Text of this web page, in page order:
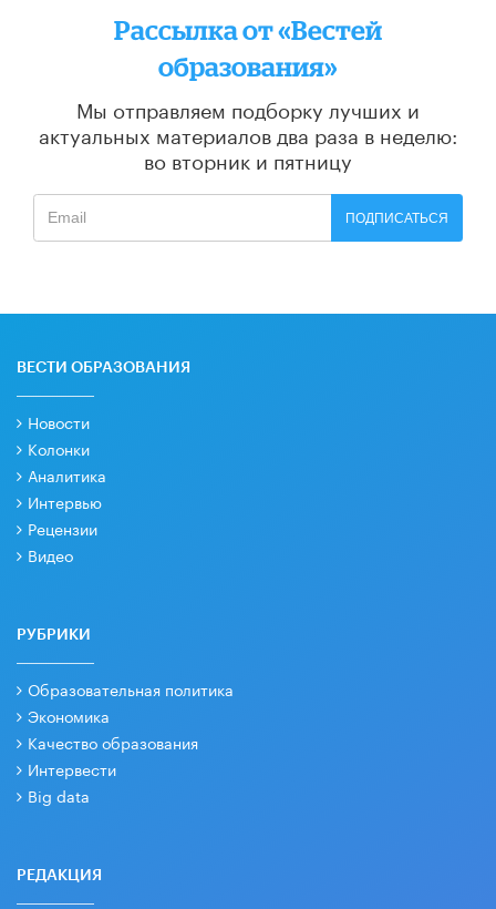
Рассылка от «Вестей
образования»
Мы отправляем подборку лучших и
актуальных материалов два раза в неделю:
во вторник и пятницу
ПОДПИСАТЬСЯ
ВЕСТИ ОБРАЗОВАНИЯ
Новости
Колонки
Аналитика
Интервью
Рецензии
Видео
РУБРИКИ
Образовательная политика
Экономика
Качество образования
Интервести
Big data
РЕДАКЦИЯ